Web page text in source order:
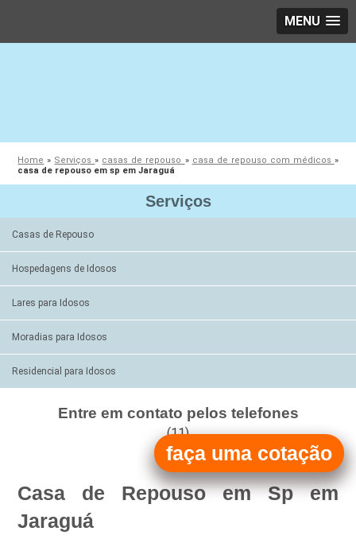
MENU
Home » Serviços» casas de repouso » casa de repouso com médicos »
casa de repouso em sp em Jaraguá
Serviços
Casas de Repouso
Hospedagens de Idosos
Lares para Idosos
Moradias para Idosos
Residencial para Idosos
Entre em contato pelos telefones
(11)
(11)
Casa de Repouso em Sp em
Jaraguá
faça uma cotação